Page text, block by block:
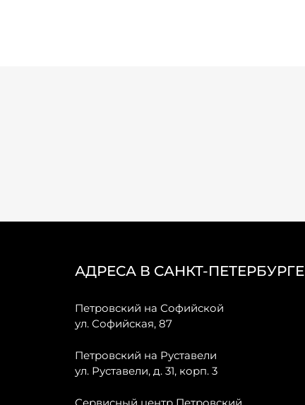
АДРЕСА В САНКТ-ПЕТЕРБУРГЕ
Петровский на Софийской
ул. Софийская, 87
Петровский на Руставели
ул. Руставели, д. 31, корп. 3